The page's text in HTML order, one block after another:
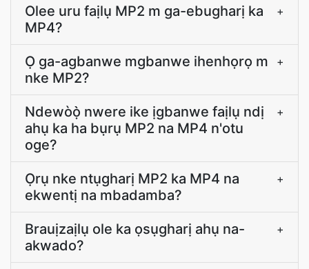
Olee uru faịlụ MP2 m ga-ebugharị ka
MP4?
+
Ọ ga-agbanwe mgbanwe ihenhọrọ m
nke MP2?
+
Ndewòọ̀ nwere ike ịgbanwe faịlụ ndị
ahụ ka ha bụrụ MP2 na MP4 n'otu
oge?
+
Ọrụ nke ntụgharị MP2 ka MP4 na
ekwentị na mbadamba?
+
Brauịzaịlụ ole ka ọsụgharị ahụ na-
akwado?
+